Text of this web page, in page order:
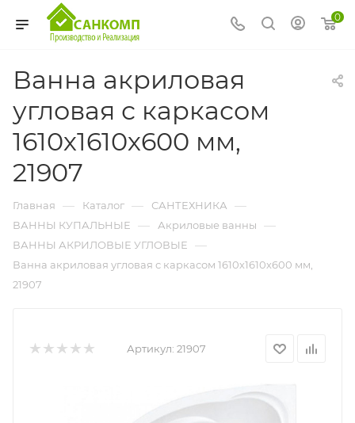
0
Ванна акриловая
угловая с каркасом
1610х1610х600 мм,
21907
Главная — Каталог — САНТЕХНИКА —
ВАННЫ КУПАЛЬНЫЕ — Акриловые ванны —
ВАННЫ АКРИЛОВЫЕ УГЛОВЫЕ —
Ванна акриловая угловая с каркасом 1610х1610х600 мм,
21907
Артикул: 21907